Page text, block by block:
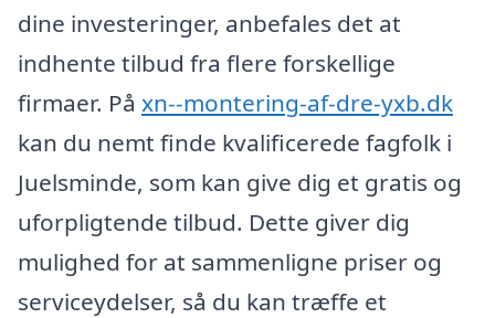
dine investeringer, anbefales det at
indhente tilbud fra flere forskellige
firmaer. På xn--montering-af-dre-yxb.dk
kan du nemt finde kvalificerede fagfolk i
Juelsminde, som kan give dig et gratis og
uforpligtende tilbud. Dette giver dig
mulighed for at sammenligne priser og
serviceydelser, så du kan træffe et